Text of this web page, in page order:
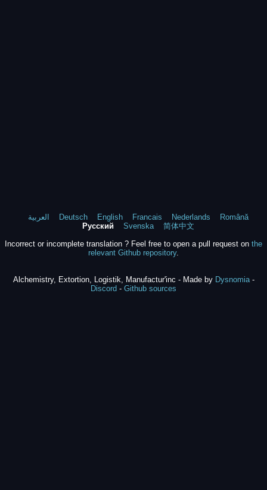
العربية Deutsch English Francais Nederlands
Română
Русский
Svenska
简体中文
Incorrect or incomplete translation ? Feel free to open a pull request on the
relevant Github repository.
Alchemistry, Extortion, Logistik, Manufactur'inc - Made by Dysnomia-
Discord - Github sources